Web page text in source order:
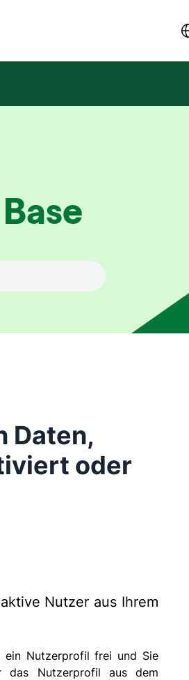
Daten,
oder
Nutzer aus Ihrem
Nutzerprofil frei und Sie
das Nutzerprofil aus dem